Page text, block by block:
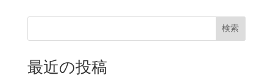
検索
最近の投稿